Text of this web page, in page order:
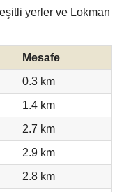
yerler ve Lokman
Mesafe
0.3 km
1.4 km
2.7 km
2.9 km
2.8 km